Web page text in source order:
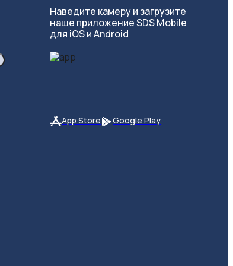
Наведите камеру и загрузите
наше приложение SDS Mobile
для iOS и Android
App Store Google Play